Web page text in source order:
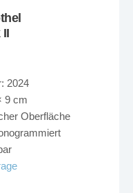
2024
9 cm
Oberfläche